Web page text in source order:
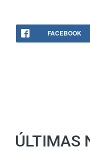
FACEBOOK
ÚLTIMAS